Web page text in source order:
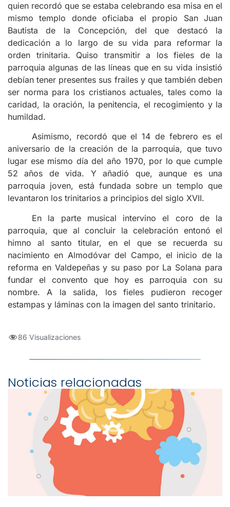
quien recordó que se estaba celebrando esa misa en el
mismo templo donde oficiaba el propio San Juan
Bautista de la Concepción, del que destacó la
dedicación a lo largo de su vida para reformar la
orden trinitaria. Quiso transmitir a los fieles de la
parroquia algunas de las líneas que en su vida insistió
debían tener presentes sus frailes y que también deben
ser norma para los cristianos actuales, tales como la
caridad, la oración, la penitencia, el recogimiento y la
humildad.
Asimismo, recordó que el 14 de febrero es el
aniversario de la creación de la parroquia, que tuvo
lugar ese mismo día del año 1970, por lo que cumple
52 años de vida. Y añadió que, aunque es una
parroquia joven, está fundada sobre un templo que
levantaron los trinitarios a principios del siglo XVII.
En la parte musical intervino el coro de la
parroquia, que al concluir la celebración entonó el
himno al santo titular, en el que se recuerda su
nacimiento en Almodóvar del Campo, el inicio de la
reforma en Valdepeñas y su paso por La Solana para
fundar el convento que hoy es parroquia con su
nombre. A la salida, los fieles pudieron recoger
estampas y láminas con la imagen del santo trinitario.
86 Visualizaciones
Noticias relacionadas